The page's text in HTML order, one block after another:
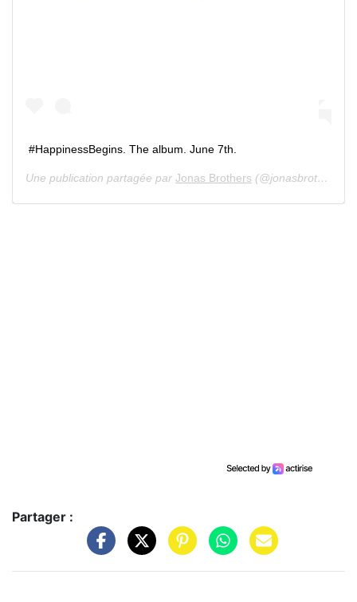
#HappinessBegins. The album. June 7th.
Une publication partagée par Jonas Brothers (@jonasbrothers) le 22 Avril 2019 à 7 :00 PDT
Partager :